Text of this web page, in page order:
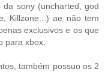
sony (uncharted, god
Killzone...) ae não tem
exclusivos e os que
para xbox.
também possuo os 2